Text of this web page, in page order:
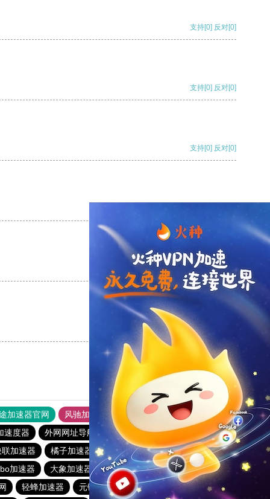
支持[0] 反对[0]
支持[0] 反对[0]
支持[0] 反对[0]
支持 [0] 反对 [0]
支持
加速器官网 风驰加速器
旋风加速器
速度器 外网网址导航 软件中心 雷霆加速
狂飙加速器
联加速器 橘子加速器 黑洞官方加速器
2023免费加速神器
加速器 大象加速器 雷霆加速免费永久
橘子加速器
轻蜂加速器 元链加速器 CC加速器 大象加速器